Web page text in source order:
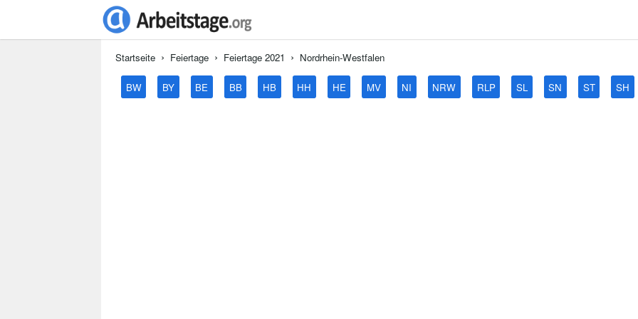
Startseite Feiertage Feiertage 2021 Nordrhein-Westfalen
BW BY BE BB HB HH HE MV NI NRW RLP SL SN ST SH